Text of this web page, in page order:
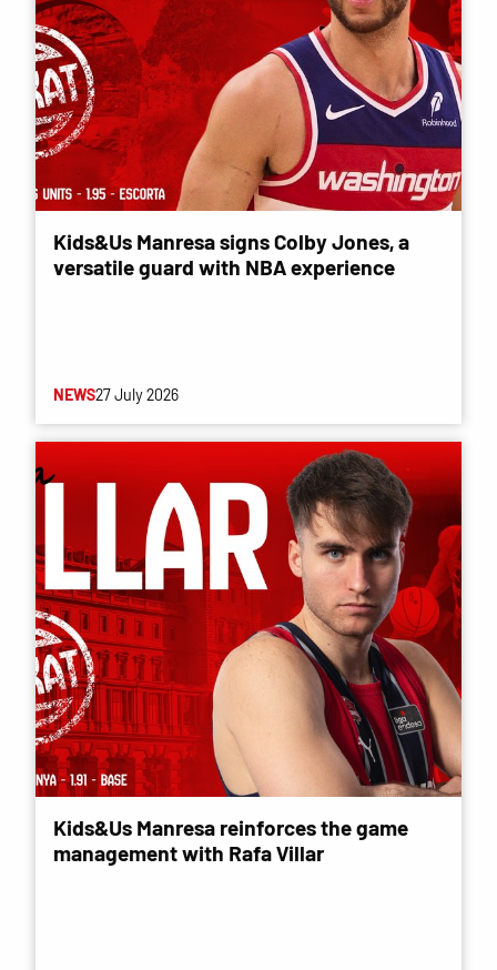
Kids&Us Manresa signs Colby Jones, a
versatile guard with NBA experience
NEWS27 July 2026
Kids&Us Manresa reinforces the game
management with Rafa Villar